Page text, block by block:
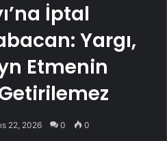
İptal
Yargı,
Etmenin
22, 2026 0 0